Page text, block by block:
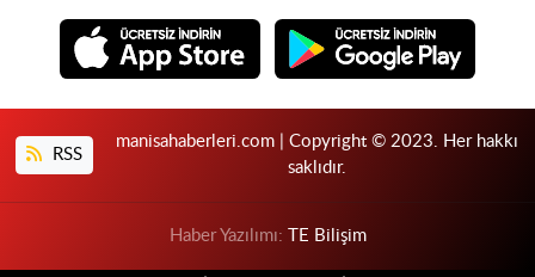
RSS
manisahaberleri.com | Copyright © 2023. Her hakkı
saklıdır.
Haber Yazılımı: TE Bilişim